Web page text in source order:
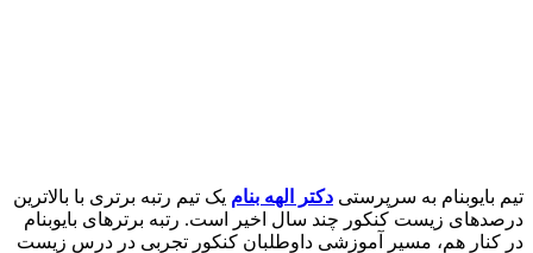
تیم بایوبنام به سرپرستی دکتر الهه بنام یک تیم رتبه برتری با بالاترین
درصدهای زیست کنکور چند سال اخیر است. رتبه برترهای بایوبنام
در کنار هم، مسیر آموزشی داوطلبان کنکور تجربی در درس زیست